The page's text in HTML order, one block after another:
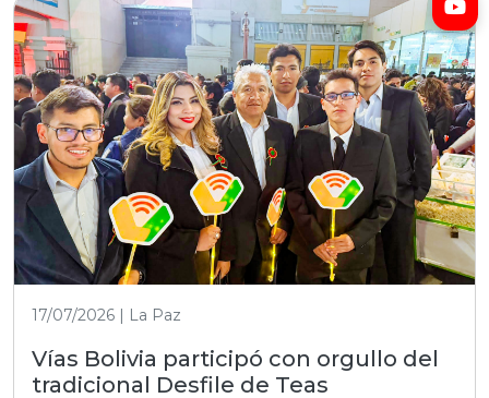
17/07/2026 | La Paz
Vías Bolivia participó con orgullo del
tradicional Desfile de Teas